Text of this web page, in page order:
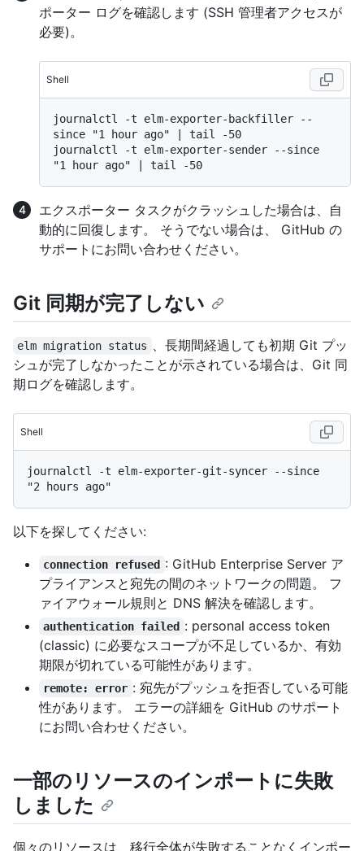
ポーター ログを確認します (SSH 管理者アクセスが
必要)。
Shell
journalctl -t elm-exporter-backfiller --
since "1 hour ago" | tail -50
journalctl -t elm-exporter-sender --since
エクスポーター タスクがクラッシュした場合は、自
動的に回復します。 そうでない場合は、 GitHub の
サポートにお問い合わせください。
Git 同期が完了しない
elm migration status 、長期間経過しても初期 Git プッ
シュが完了しなかったことが示されている場合は、Git 同
期ログを確認します。
Shell
journalctl -t elm-exporter-git-syncer --since
以下を探してください:
connection refused : GitHub Enterprise Server ア
プライアンスと宛先の間のネットワークの問題。 フ
ァイアウォール規則と DNS 解決を確認します。
authentication failed : personal access token
(classic) に必要なスコープが不足しているか、有効
期限が切れている可能性があります。
remote: error : 宛先がプッシュを拒否している可能
性があります。 エラーの詳細を GitHub のサポート
にお問い合わせください。
一部のリソースのインポートに失敗
しました
個々のリソースは、移行全体が失敗することなくインポー